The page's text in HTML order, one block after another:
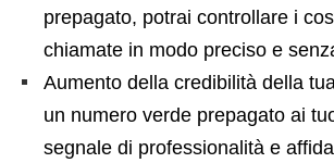
prepagato, potrai controllare i
chiamate in modo preciso e
Aumento della credibilità della
un numero verde prepagato ai
segnale di professionalità e